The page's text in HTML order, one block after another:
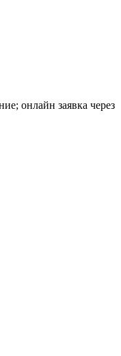
онлайн заявка через